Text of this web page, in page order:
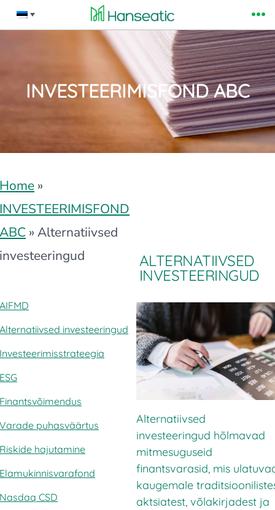
Skip
to
INVESTEERIMISFOND ABC
Home »
INVESTEERIMISFOND
ABC » Alternatiivsed
investeeringud
AIFMD
Alternatiivsed investeeringud
Investeerimisstrateegia
ESG
Finantsvõimendus
Varade puhasväärtus
Riskide hajutamine
Elamukinnisvarafond
Nasdaq CSD
ALTERNATIIVSED
INVESTEERINGUD
Alternatiivsed
investeeringud hõlmavad
mitmesuguseid
finantsvarasid, mis
kaugemale
aktsiatest, võlakirjadest ja